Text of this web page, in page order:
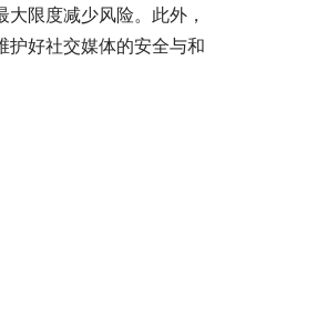
限度减少风险。此外，
护好社交媒体的安全与和